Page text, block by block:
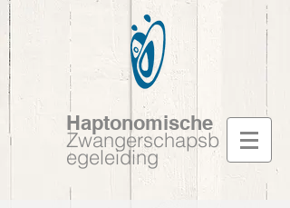
Haptonomische
Zwangerschapsb
egeleiding